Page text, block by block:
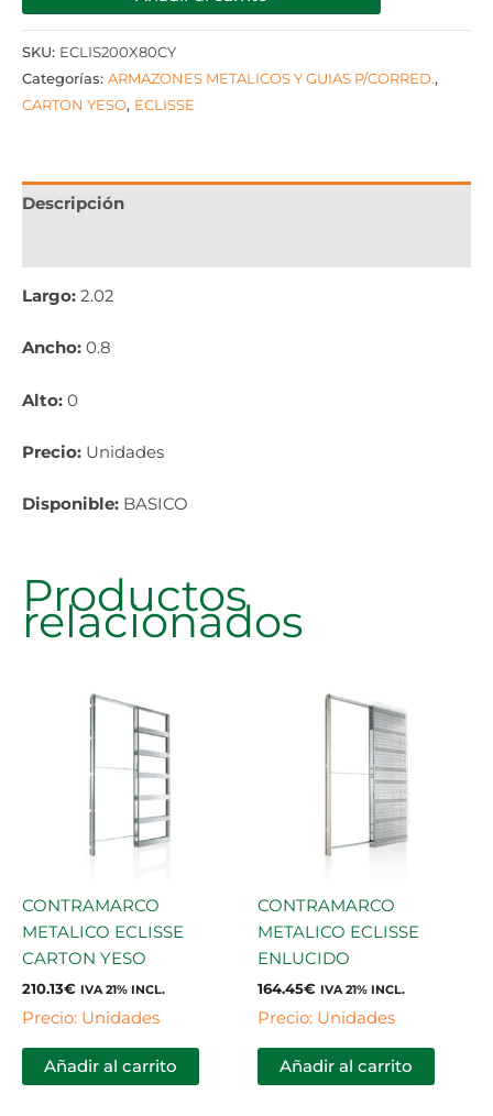
SKU: ECLIS200X80CY
Categorías: ARMAZONES METALICOS Y GUIAS P/CORRED.,
CARTON YESO, ECLISSE
Descripción
Largo: 2.02
Ancho: 0.8
Alto: 0
Precio: Unidades
Disponible: BASICO
Productos
relacionados
CONTRAMARCO
METALICO ECLISSE
CARTON YESO
210.13€ IVA 21% INCL.
Precio: Unidades
Añadir al carrito
CONTRAMARCO
METALICO ECLISSE
ENLUCIDO
164.45€ IVA 21% INCL.
Precio: Unidades
Añadir al carrito